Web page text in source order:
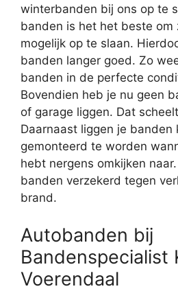
winterbanden bij ons op te
banden is het het beste om
mogelijk op te slaan.
banden langer goed. Zo
banden in de perfecte
Bovendien heb je nu geen
of garage liggen. Dat
Daarnaast liggen je banden
gemonteerd te worden
hebt nergens omkijken
banden verzekerd tegen
brand.
Autobanden bij
Bandenspecialist
Voerendaal